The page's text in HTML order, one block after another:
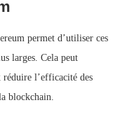
permet d’utiliser ces
larges. Cela peut
réduire l’efficacité des
blockchain.